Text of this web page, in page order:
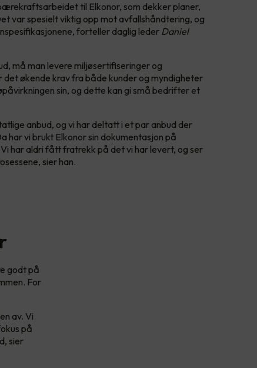
til Elkonor, som dekker planer,
var spesielt viktig opp mot avfallshåndtering, og
forteller daglig leder Daniel
må man levere miljøsertifiseringer og
økende krav fra både kunder og myndigheter
sin, og dette kan gi små bedrifter et
anbud, og vi har deltatt i et par anbud der
vi brukt Elkonor sin dokumentasjon på
har aldri fått fratrekk på det vi har levert, og ser
sier han.
godt på
For
av. Vi
på
sier